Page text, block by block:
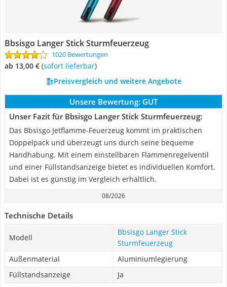
Bbsisgo Langer Stick Sturmfeuerzeug
1020 Bewertungen
ab 13,00 € ( Sofort lieferbar)
Preisvergleich und weitere Angebote
Unsere Bewertung: GUT
Unser Fazit für Bbsisgo Langer Stick Sturmfeuerzeug:
Das Bbsisgo Jetflamme-Feuerzeug kommt im praktischen
Doppelpack und überzeugt uns durch seine bequeme
Handhabung. Mit einem einstellbaren Flammenregelventil
und einer Füllstandsanzeige bietet es individuellen Komfort.
Dabei ist es günstig im Vergleich erhältlich.
08/2026
Technische Details
Modell
Bbsisgo Langer Stick
Sturmfeuerzeug
Außenmaterial
Aluminiumlegierung
Füllstandsanzeige
Ja